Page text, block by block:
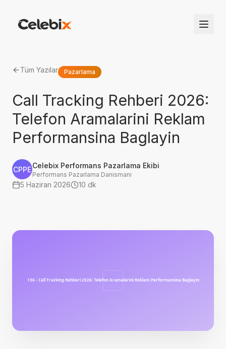
Tüm Yazılar Pazarlama
Call Tracking Rehberi 2026:
Telefon Aramalarini Reklam
Performansina Baglayin
CPPECelebix Performans Pazarlama Ekibi
Performans Pazarlama Danismani
5 Haziran 2026 10 dk